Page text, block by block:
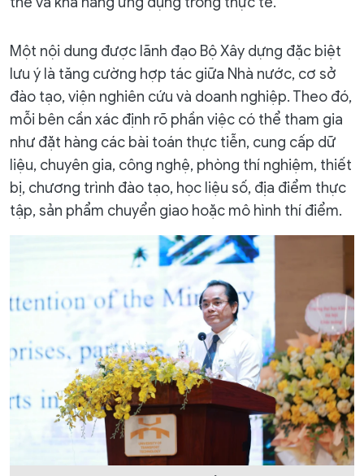
Một nội dung được lãnh đạo Bộ Xây dựng đặc biệt
lưu ý là tăng cường hợp tác giữa Nhà nước, cơ sở
đào tạo, viện nghiên cứu và doanh nghiệp. Theo đó,
mỗi bên cần xác định rõ phần việc có thể tham gia
như đặt hàng các bài toán thực tiễn, cung cấp dữ
liệu, chuyên gia, công nghệ, phòng thí nghiệm, thiết
bị, chương trình đào tạo, học liệu số, địa điểm thực
tập, sản phẩm chuyển giao hoặc mô hình thí điểm.